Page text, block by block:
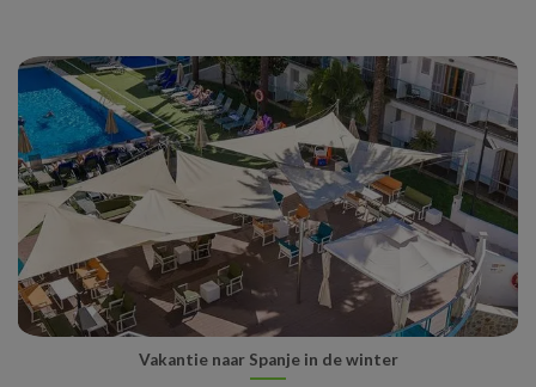
Vakantie naar Spanje in de winter